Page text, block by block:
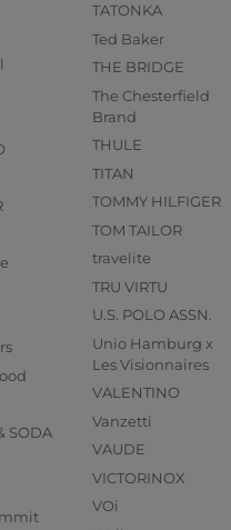
SODA
TATONKA
Ted Baker
THE BRIDGE
The Chesterfield
Brand
THULE
TITAN
TOMMY HILFIGER
TOM TAILOR
travelite
TRU VIRTU
U.S. POLO ASSN.
Unio Hamburg x
Les Visionnaires
VALENTINO
Vanzetti
VAUDE
VICTORINOX
VOi